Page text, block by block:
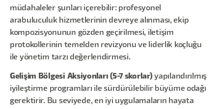
müdahaleler şunları içerebilir: profesyonel
arabuluculuk hizmetlerinin devreye alınması, ekip
kompozisyonunun gözden geçirilmesi, iletişim
protokollerinin temelden revizyonu ve liderlik koçluğu
ile yönetim tarzı değerlendirmesi.
Gelişim Bölgesi Aksiyonları (5-7 skorlar) yapılandırılmış
iyileştirme programları ile sürdürülebilir büyüme odağı
gerektirir. Bu seviyede, en iyi uygulamaların hayata